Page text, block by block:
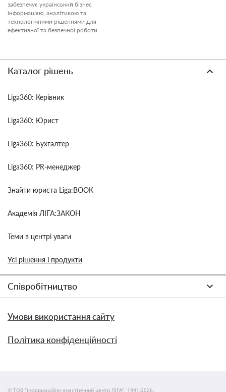
забезпечує український бізнес
інформацією, аналітикою та
технологічними рішеннями для
ефективної та безпечної роботи.
Каталог рішень
Liga360: Керівник
Liga360: Юрист
Liga360: Бухгалтер
Liga360: PR-менеджер
Знайти юриста Liga:BOOK
Академія ЛІГА:ЗАКОН
Теми в центрі уваги
Усі рішення і продукти
Співробітництво
Умови використання сайту
Політика конфіденційності
© ТОВ "інформаційно-аналітичний центр ЛІГА", 1991-2026.